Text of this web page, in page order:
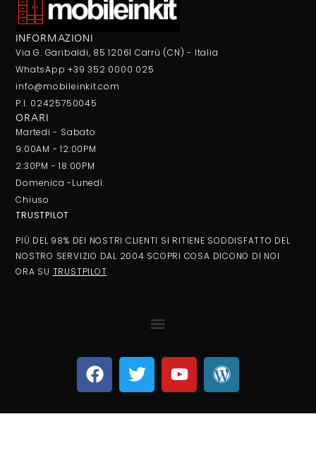
INFORMAZIONI
Via G. Garibaldi, 85 12061 Carrù (CN) - Italia
WhatsApp +39 352 0000 025
info@mobileinkit.com
P.I. 02425750045
ORARI
Martedi - Sabato
9:00AM - 12:00PM
2:30PM - 18:00PM
Domenica -Lunedì:
Chiuso
TRUSTPILOT
PIÙ DEL 98% DEI NOSTRI CLIENTI SI RITIENE SODDISFATTO DEL
NOSTRO SERVIZIO DAL 2004 SCOPRI COSA DICONO DI NOI
ORA SU TRUSTPILOT